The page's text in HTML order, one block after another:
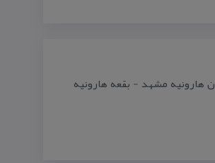
هارونیه مشهد - بقعه هارونیه